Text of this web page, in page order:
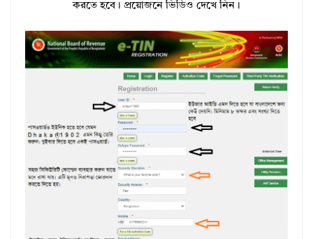
করতে হবে। প্রয়োজনে ভিডিও দেখে নিন।